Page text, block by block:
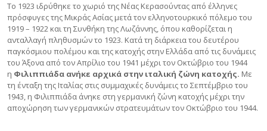
Το 1923 ιδρύθηκε το χωριό της Νέας Κερασούντας από έλληνες
πρόσφυγες της Μικράς Ασίας μετά τον ελληνοτουρκικό πόλεμο του
1919 – 1922 και τη Συνθήκη της Λωζάννης, όπου καθορίζεται η
ανταλλαγή πληθυσμών το 1923. Κατά τη διάρκεια του δευτέρου
παγκόσμιου πολέμου και της κατοχής στην Ελλάδα από τις δυνάμεις
του Άξονα από τον Απρίλιο του 1941 μέχρι τον Οκτώβριο του 1944
η Φιλιππιάδα ανήκε αρχικά στην ιταλική ζώνη κατοχής. Με
τη ένταξη της Ιταλίας στις συμμαχικές δυνάμεις το Σεπτέμβριο του
1943, η Φιλιππιάδα άνηκε στη γερμανική ζώνη κατοχής μέχρι την
αποχώρηση των γερμανικών στρατευμάτων τον Οκτώβριο του 1944.